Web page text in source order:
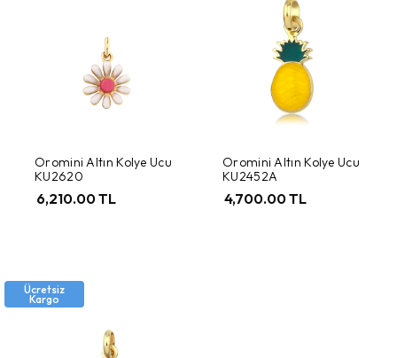
Oromini Altın Kolye Ucu
KU2620
6,210.00 TL
Oromini Altın Kolye Ucu
KU2452A
4,700.00 TL
Ücretsiz
Kargo